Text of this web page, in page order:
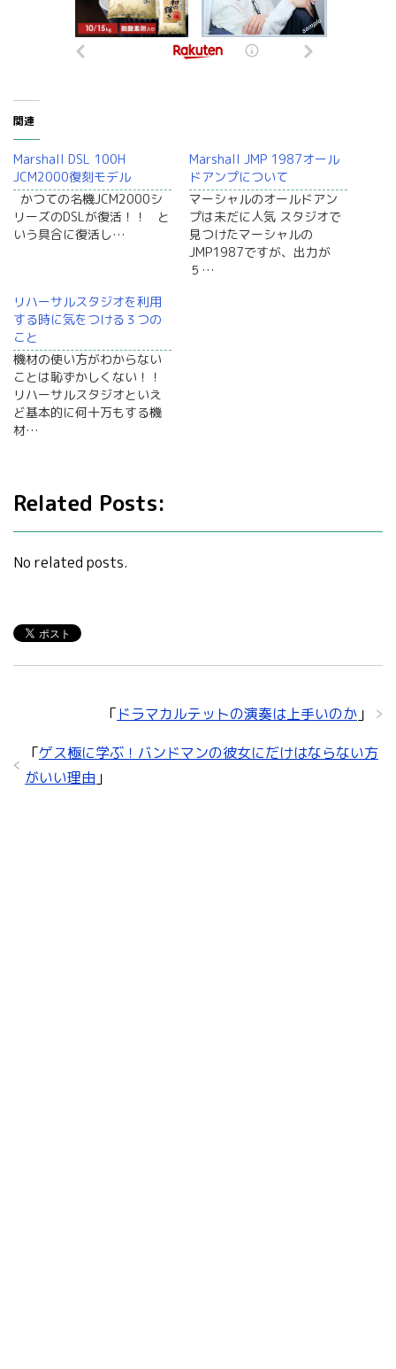
関連
Marshall DSL 100H
JCM2000復刻モデル
かつての名機JCM2000シ
リーズのDSLが復活！！ と
いう具合に復活し…
Marshall JMP 1987オール
ドアンプについて
マーシャルのオールドアン
プは未だに人気 スタジオで
見つけたマーシャルの
JMP1987ですが、出力が
５…
リハーサルスタジオを利用
する時に気をつける３つの
こと
機材の使い方がわからない
ことは恥ずかしくない！！
リハーサルスタジオといえ
ど基本的に何十万もする機
材…
Related Posts:
No related posts.
「ドラマカルテットの演奏は上手いのか 」
「ゲス極に学ぶ！バンドマンの彼女にだけはならない方
がいい理由 」